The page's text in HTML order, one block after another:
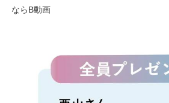
ならB動画